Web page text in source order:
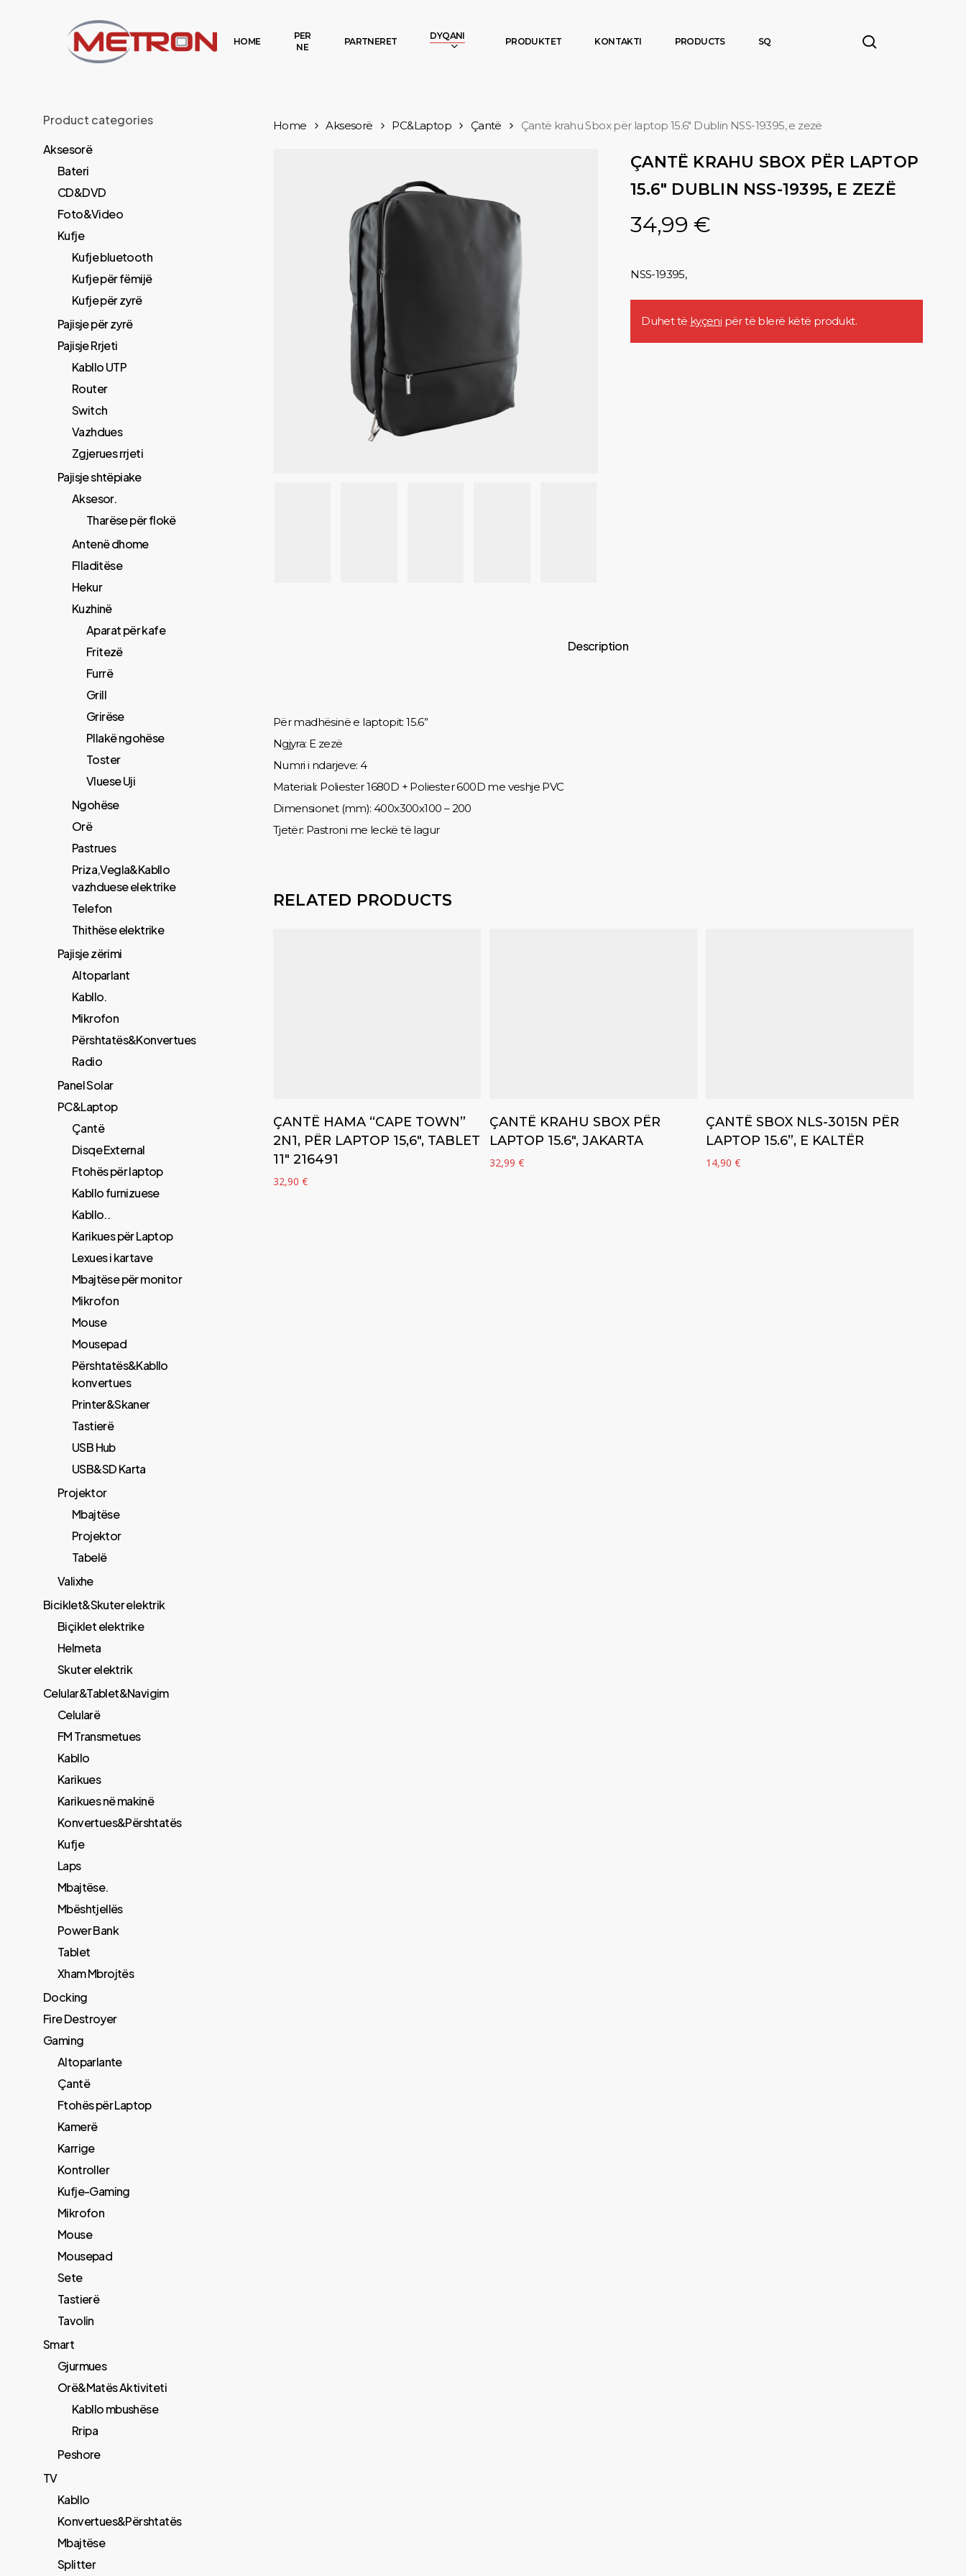
HOME
PER
NE
PARTNERET
DYQANI
PRODUKTET KONTAKTI PRODUCTS SQ
Product categories
Aksesorë
Bateri
CD&DVD
Foto&Video
Kufje
Kufje bluetooth
Kufje për fëmijë
Kufje për zyrë
Pajisje për zyrë
Pajisje Rrjeti
Kabllo UTP
Router
Switch
Vazhdues
Zgjerues rrjeti
Pajisje shtëpiake
Aksesor.
Tharëse për flokë
Antenë dhome
Flladitëse
Hekur
Kuzhinë
Aparat për kafe
Fritezë
Furrë
Grill
Grirëse
Pllakë ngohëse
Toster
Vluese Uji
Ngohëse
Orë
Pastrues
Priza,Vegla&Kabllo
vazhduese elektrike
Telefon
Thithëse elektrike
Pajisje zërimi
Altoparlant
Kabllo.
Mikrofon
Përshtatës&Konvertues
Radio
Panel Solar
PC&Laptop
Çantë
Disqe External
Ftohës për laptop
Kabllo furnizuese
Kabllo..
Karikues për Laptop
Lexues i kartave
Mbajtëse për monitor
Mikrofon
Mouse
Mousepad
Përshtatës&Kabllo
konvertues
Printer&Skaner
Tastierë
USB Hub
USB&SD Karta
Projektor
Mbajtëse
Projektor
Tabelë
Valixhe
Biciklet&Skuter elektrik
Biçiklet elektrike
Helmeta
Skuter elektrik
Celular&Tablet&Navigim
Celularë
FM Transmetues
​Kabllo
Karikues
Karikues në makinë
Konvertues&Përshtatës
Kufje
Laps
Mbajtëse.
Mbështjellës
Power Bank
Tablet
Xham Mbrojtës
Docking
Fire Destroyer
Gaming
Altoparlante
Çantë
Ftohës për Laptop
Kamerë
Karrige
Kontroller
Kufje-Gaming
Mikrofon
Mouse
Mousepad
Sete
Tastierë
Tavolin
Smart
Gjurmues
Orë&Matës Aktiviteti
Kabllo mbushëse
Rripa
Peshore
TV
Kabllo
Konvertues&Përshtatës
Mbajtëse
Splitter
Home Aksesorë PC&Laptop Çantë Çantë krahu Sbox për laptop 15.6″ Dublin NSS-19395, e zezë
ÇANTË KRAHU SBOX PËR LAPTOP
15.6″ DUBLIN NSS-19395, E ZEZË
34,99 €
NSS-19395,
Duhet të kyçeni për të blerë këtë produkt.
Description
Për madhësinë e laptopit: 15.6”
Ngjyra: E zezë
Numri i ndarjeve: 4
Materiali: Poliester 1680D + Poliester 600D me veshje PVC
Dimensionet (mm): 400x300x100 – 200
Tjetër: Pastroni me leckë të lagur
RELATED PRODUCTS
Add to cart
ÇANTË HAMA “CAPE TOWN”
2N1, PËR LAPTOP 15,6″, TABLET
11″ 216491
32,90 €
ÇANTË KRAHU SBOX PËR
LAPTOP 15.6″, JAKARTA
32,99 €
ÇANTË SBOX NLS-3015N PËR
LAPTOP 15.6”, E KALTËR
14,90€